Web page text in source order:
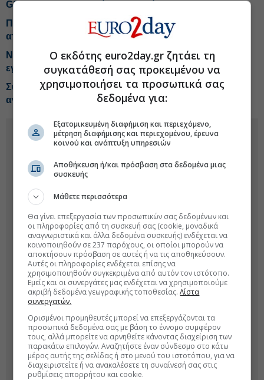
GSI: NAVTEX το φθινόπωρο μετά το ντιλ με Meridiam
Πόροι 3,1 δισ. ευρώ σε 901 έργα για ύδρευση και
αποχέτευση
Νέο εργαλείο από ΥΠΕΝ για την αναζωογόνηση
εγκαταλελειμμένων οικισμών
Συμφωνία ΥΠΕΝ-ΕΤΕπ για ενίσχυση της
ανθεκτικότητας κρίσιμων υποδομών
Ο εκδότης euro2day.gr ζητάει τη
συγκατάθεσή σας προκειμένου να
χρησιμοποιήσει τα προσωπικά σας
δεδομένα για:
Εξατομικευμένη διαφήμιση και περιεχόμενο,
μέτρηση διαφήμισης και περιεχομένου, έρευνα
κοινού και ανάπτυξη υπηρεσιών
Αποθήκευση ή/και πρόσβαση στα δεδομένα μιας
συσκευής
Μάθετε περισσότερα
Θα γίνει επεξεργασία των προσωπικών σας δεδομένων και
οι πληροφορίες από τη συσκευή σας (cookie, μοναδικά
αναγνωριστικά και άλλα δεδομένα συσκευής) ενδέχεται να
κοινοποιηθούν σε 237 παρόχους, οι οποίοι μπορούν να
αποκτήσουν πρόσβαση σε αυτές ή να τις αποθηκεύσουν.
Αυτές οι πληροφορίες ενδέχεται επίσης να
χρησιμοποιηθούν συγκεκριμένα από αυτόν τον ιστότοπο.
Εμείς και οι συνεργάτες μας ενδέχεται να χρησιμοποιούμε
ακριβή δεδομένα γεωγραφικής τοποθεσίας.Λίστα
συνεργατών.
Ορισμένοι προμηθευτές μπορεί να επεξεργάζονται τα
προσωπικά δεδομένα σας με βάση το έννομο συμφέρον
τους, αλλά μπορείτε να αρνηθείτε κάνοντας διαχείριση των
παρακάτω επιλογών. Αναζητήστε έναν σύνδεσμο στο κάτω
μέρος αυτής της σελίδας ή στο μενού του ιστοτόπου, για να
διαχειριστείτε ή να ανακαλέσετε τη συναίνεσή σας στις
ρυθμίσεις απορρήτου και cookie.